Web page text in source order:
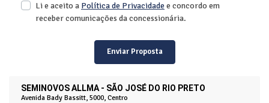
SEMINOVOS ALLMA - SÃO JOSÉ DO RIO PRETO
Avenida Bady Bassitt, 5000, Centro
Li e aceito a Política de Privacidadee concordo em
receber comunicações da concessionária.
Enviar Proposta